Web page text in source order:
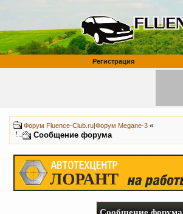
Регистрация
Форум Fluence-Club.ru|Форум Megane-3 «
Сообщение форума